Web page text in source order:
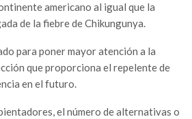
americano al igual que la
de la fiebre de Chikungunya.
para poner mayor atención a la
que proporciona el repelente de
en el futuro.
el número de alternativas o